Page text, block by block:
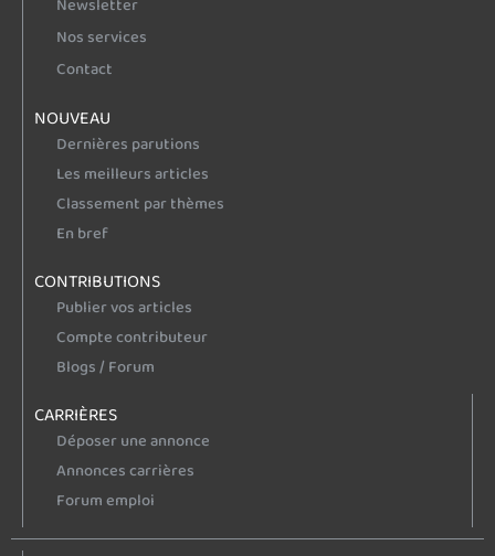
Newsletter
Nos services
Contact
NOUVEAU
Dernières parutions
Les meilleurs articles
Classement par thèmes
En bref
CONTRIBUTIONS
Publier vos articles
Compte contributeur
Blogs / Forum
CARRIÈRES
Déposer une annonce
Annonces carrières
Forum emploi